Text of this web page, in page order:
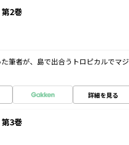
2巻
筆者が、島で出合うトロピカルでマジ
詳細を見る
3巻